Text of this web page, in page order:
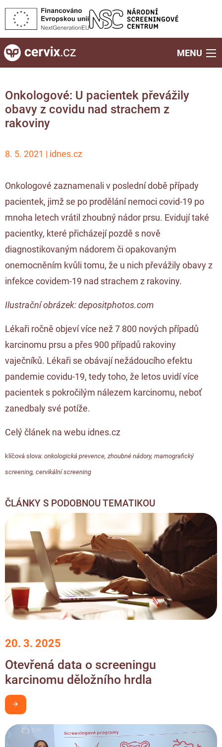
MENU
Onkologové: U pacientek převážily
obavy z covidu nad strachem z
rakoviny
8. 5. 2021 | idnes.cz
Onkologové zaznamenali v poslední době případy
pacientek, jimž se po prodělání nemoci covid-19 po
mnoha letech vrátil zhoubný nádor prsu. Evidují také
pacientky, které přicházejí pozdě s nově
diagnostikovaným nádorem či opakovaným
onemocněním kvůli tomu, že u nich převážily obavy z
infekce covidem-19 nad strachem z rakoviny.
Ilustrační obrázek: depositphotos.com
Lékaři ročně objeví více než 7 800 nových případů
karcinomu prsu a přes 900 případů rakoviny
vaječníků. Lékaři se obávají nežádoucího efektu
pandemie covidu-19, tedy toho, že letos uvidí více
pacientek s pokročilým nálezem karcinomu, neboť
zanedbaly své potíže.
Celý článek na webu idnes.cz
klíčová slova: onkologická prevence, zhoubné nádory, mamografický
screening, cervikální screening
ČLÁNKY S PODOBNOU TEMATIKOU
20. 3. 2025
Otevřená data o screeningu
karcinomu děložního hrdla